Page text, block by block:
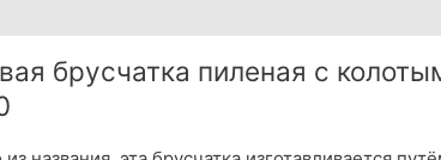
брусчатка пиленая с